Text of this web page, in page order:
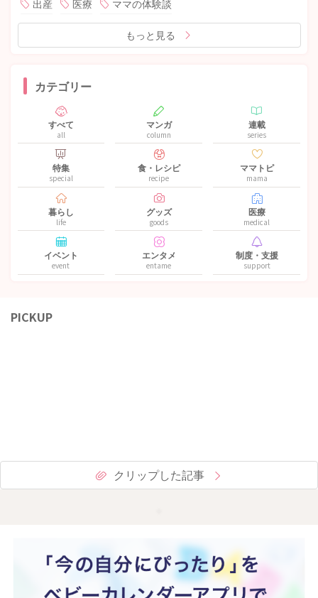
出産 医療 ママの体験談
もっと見る
カテゴリー
すべて
all
マンガ
column
連載
series
特集
special
食・レシピ
recipe
ママトピ
mama
暮らし
life
グッズ
goods
医療
medical
イベント
event
エンタメ
entame
制度・支援
support
PICKUP
クリップした記事